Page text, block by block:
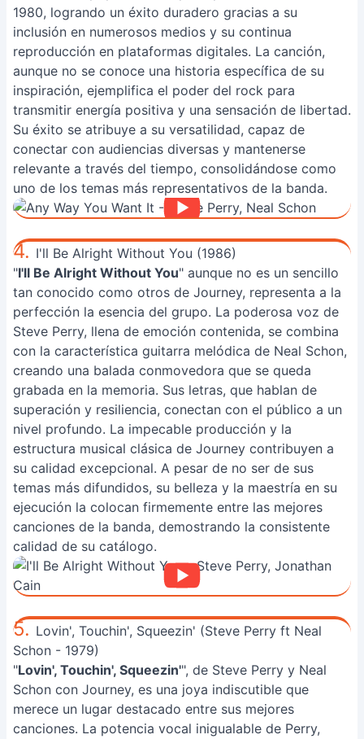
1980, logrando un éxito duradero gracias a su
inclusión en numerosos medios y su continua
reproducción en plataformas digitales. La canción,
aunque no se conoce una historia específica de su
inspiración, ejemplifica el poder del rock para
transmitir energía positiva y una sensación de libertad.
Su éxito se atribuye a su versatilidad, capaz de
conectar con audiencias diversas y mantenerse
relevante a través del tiempo, consolidándose como
uno de los temas más representativos de la banda.
4. I'll Be Alright Without You (1986)
"I'll Be Alright Without You" aunque no es un sencillo
tan conocido como otros de Journey, representa a la
perfección la esencia del grupo. La poderosa voz de
Steve Perry, llena de emoción contenida, se combina
con la característica guitarra melódica de Neal Schon,
creando una balada conmovedora que se queda
grabada en la memoria. Sus letras, que hablan de
superación y resiliencia, conectan con el público a un
nivel profundo. La impecable producción y la
estructura musical clásica de Journey contribuyen a
su calidad excepcional. A pesar de no ser de sus
temas más difundidos, su belleza y la maestría en su
ejecución la colocan firmemente entre las mejores
canciones de la banda, demostrando la consistente
calidad de su catálogo.
5. Lovin', Touchin', Squeezin' (Steve Perry ft Neal
Schon - 1979)
"Lovin', Touchin', Squeezin'", de Steve Perry y Neal
Schon con Journey, es una joya indiscutible que
merece un lugar destacado entre sus mejores
canciones. La potencia vocal inigualable de Perry,